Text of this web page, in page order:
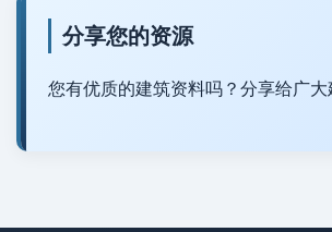
分享您的资源
您有优质的建筑资料吗？分享给广大